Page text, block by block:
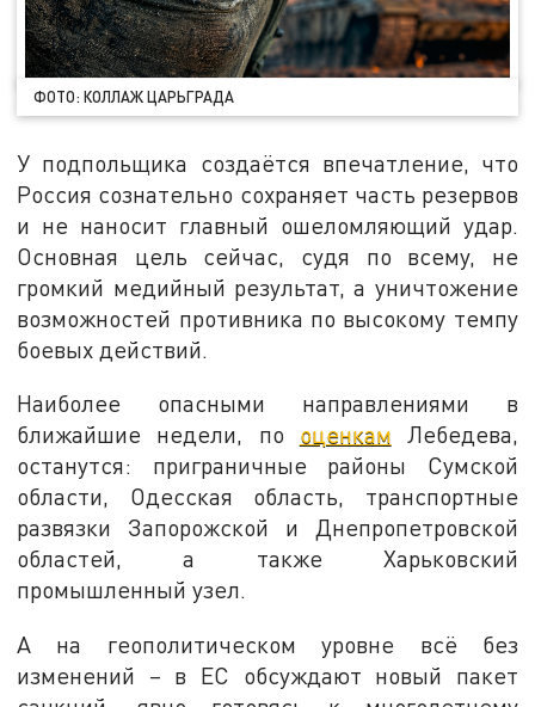
ФОТО: КОЛЛАЖ ЦАРЬГРАДА
У подпольщика создаётся впечатление, что
Россия сознательно сохраняет часть резервов
и не наносит главный ошеломляющий удар.
Основная цель сейчас, судя по всему, не
громкий медийный результат, а уничтожение
возможностей противника по высокому темпу
боевых действий.
Наиболее опасными направлениями в
ближайшие недели, по оценкам Лебедева,
останутся: приграничные районы Сумской
области, Одесская область, транспортные
развязки Запорожской и Днепропетровской
областей, а также Харьковский
промышленный узел.
А на геополитическом уровне всё без
изменений – в ЕС обсуждают новый пакет